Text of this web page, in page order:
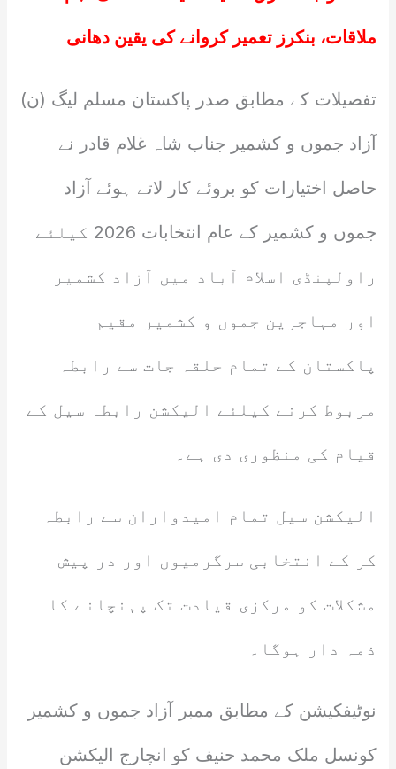
ملاقات، بنکرز تعمیر کروانے کی یقین دھانی
تفصیلات کے مطابق صدر پاکستان مسلم لیگ (ن)
آزاد جموں و کشمیر جناب شاہ غلام قادر نے
حاصل اختیارات کو بروئے کار لاتے ہوئے آزاد
جموں و کشمیر کے عام انتخابات 2026 کیلئے
راولپنڈی اسلام آباد میں آزاد کشمیر
اور مہاجرین جموں و کشمیر مقیم
پاکستان کے تمام حلقہ جات سے رابطہ
مربوط کرنے کیلئے الیکشن رابطہ سیل کے
قیام کی منظوری دی ہے۔
الیکشن سیل تمام امیدواران سے رابطہ
کر کے انتخابی سرگرمیوں اور در پیش
مشکلات کو مرکزی قیادت تک پہنچانے کا
ذمہ دار ہوگا۔
نوٹیفکیشن کے مطابق ممبر آزاد جموں و کشمیر
کونسل ملک محمد حنیف کو انچارج الیکشن